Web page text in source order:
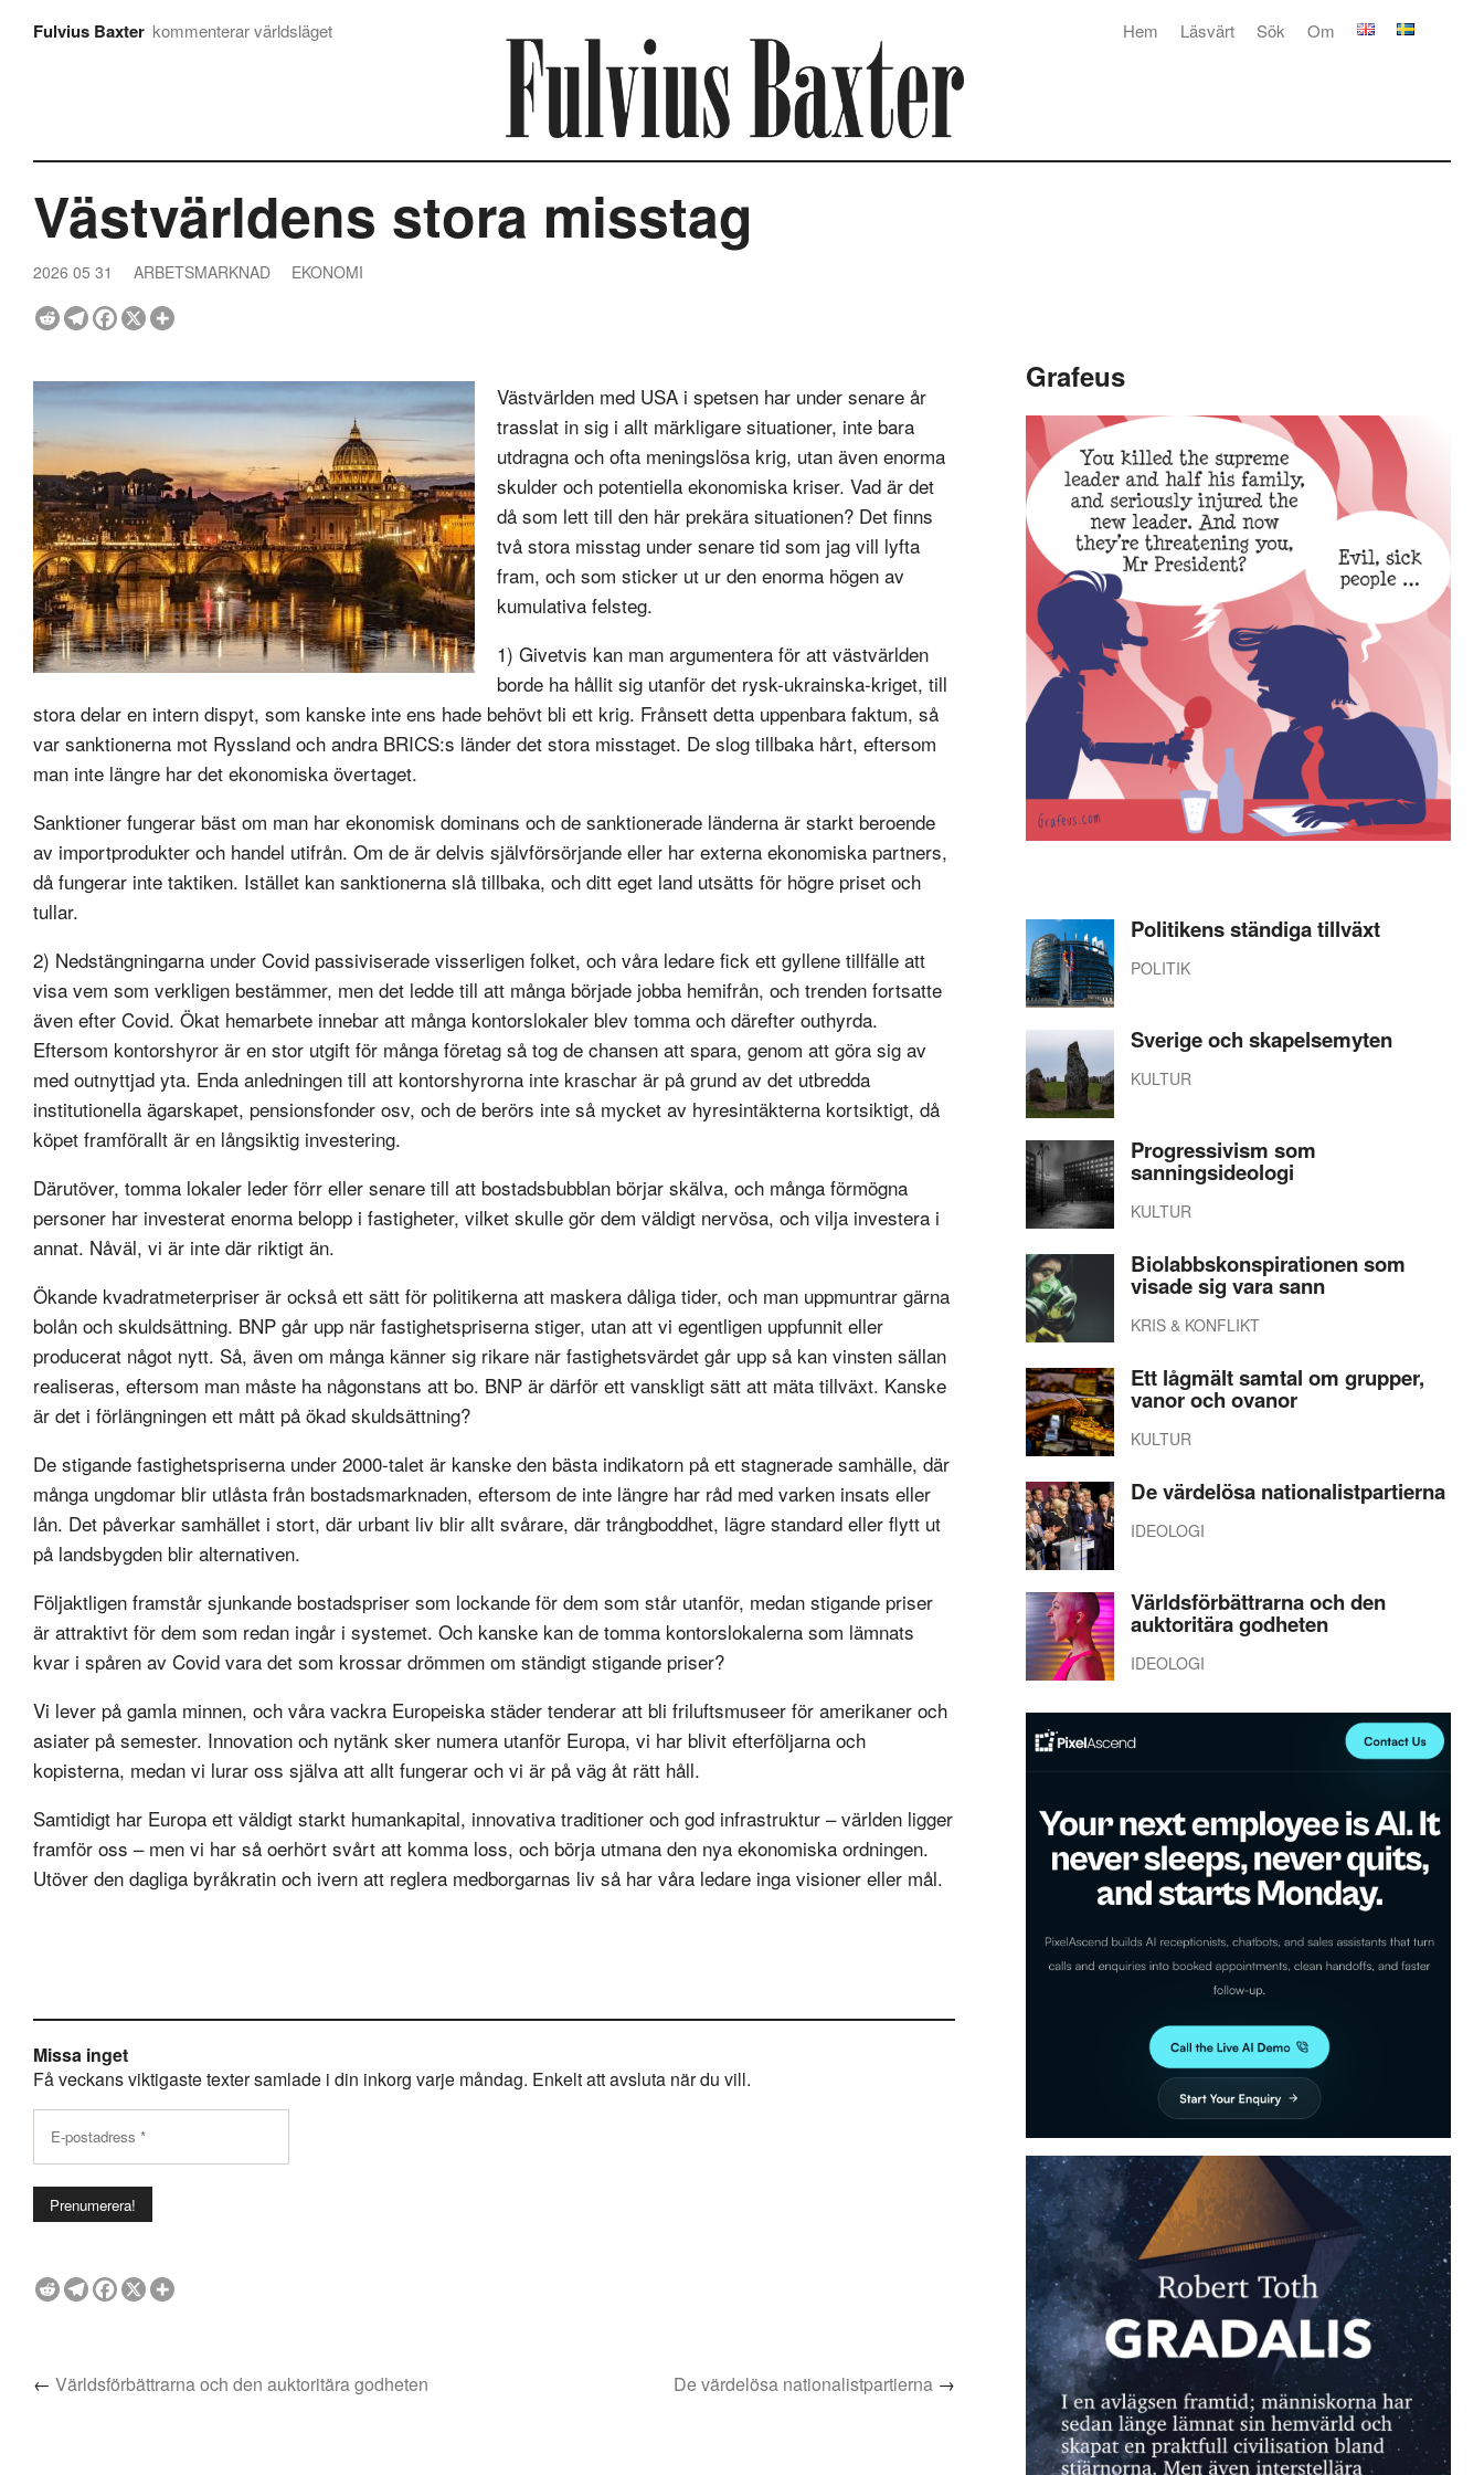
Fulvius Baxter kommenterar världsläget Om
Sök
Läsvärt
Hem
Västvärldens stora misstag
2026 05 31 ARBETSMARKNAD EKONOMI
Västvärlden med USA i spetsen har under senare år
trasslat in sig i allt märkligare situationer, inte bara
utdragna och ofta meningslösa krig, utan även enorma
skulder och potentiella ekonomiska kriser. Vad är det
då som lett till den här prekära situationen? Det finns
två stora misstag under senare tid som jag vill lyfta
fram, och som sticker ut ur den enorma högen av
kumulativa felsteg.
1) Givetvis kan man argumentera för att västvärlden
borde ha hållit sig utanför det rysk-ukrainska-kriget, till
stora delar en intern dispyt, som kanske inte ens hade behövt bli ett krig. Frånsett detta uppenbara faktum, så
var sanktionerna mot Ryssland och andra BRICS:s länder det stora misstaget. De slog tillbaka hårt, eftersom
man inte längre har det ekonomiska övertaget.
Sanktioner fungerar bäst om man har ekonomisk dominans och de sanktionerade länderna är starkt beroende
av importprodukter och handel utifrån. Om de är delvis självförsörjande eller har externa ekonomiska partners,
då fungerar inte taktiken. Istället kan sanktionerna slå tillbaka, och ditt eget land utsätts för högre priset och
tullar.
2) Nedstängningarna under Covid passiviserade visserligen folket, och våra ledare fick ett gyllene tillfälle att
visa vem som verkligen bestämmer, men det ledde till att många började jobba hemifrån, och trenden fortsatte
även efter Covid. Ökat hemarbete innebar att många kontorslokaler blev tomma och därefter outhyrda.
Eftersom kontorshyror är en stor utgift för många företag så tog de chansen att spara, genom att göra sig av
med outnyttjad yta. Enda anledningen till att kontorshyrorna inte kraschar är på grund av det utbredda
institutionella ägarskapet, pensionsfonder osv, och de berörs inte så mycket av hyresintäkterna kortsiktigt, då
köpet framförallt är en långsiktig investering.
Därutöver, tomma lokaler leder förr eller senare till att bostadsbubblan börjar skälva, och många förmögna
personer har investerat enorma belopp i fastigheter, vilket skulle gör dem väldigt nervösa, och vilja investera i
annat. Nåväl, vi är inte där riktigt än.
Ökande kvadratmeterpriser är också ett sätt för politikerna att maskera dåliga tider, och man uppmuntrar gärna
bolån och skuldsättning. BNP går upp när fastighetspriserna stiger, utan att vi egentligen uppfunnit eller
producerat något nytt. Så, även om många känner sig rikare när fastighetsvärdet går upp så kan vinsten sällan
realiseras, eftersom man måste ha någonstans att bo. BNP är därför ett vanskligt sätt att mäta tillväxt. Kanske
är det i förlängningen ett mått på ökad skuldsättning?
De stigande fastighetspriserna under 2000-talet är kanske den bästa indikatorn på ett stagnerade samhälle, där
många ungdomar blir utlåsta från bostadsmarknaden, eftersom de inte längre har råd med varken insats eller
lån. Det påverkar samhället i stort, där urbant liv blir allt svårare, där trångboddhet, lägre standard eller flytt ut
på landsbygden blir alternativen.
Följaktligen framstår sjunkande bostadspriser som lockande för dem som står utanför, medan stigande priser
är attraktivt för dem som redan ingår i systemet. Och kanske kan de tomma kontorslokalerna som lämnats
kvar i spåren av Covid vara det som krossar drömmen om ständigt stigande priser?
Vi lever på gamla minnen, och våra vackra Europeiska städer tenderar att bli friluftsmuseer för amerikaner och
asiater på semester. Innovation och nytänk sker numera utanför Europa, vi har blivit efterföljarna och
kopisterna, medan vi lurar oss själva att allt fungerar och vi är på väg åt rätt håll.
Samtidigt har Europa ett väldigt starkt humankapital, innovativa traditioner och god infrastruktur – världen ligger
framför oss – men vi har så oerhört svårt att komma loss, och börja utmana den nya ekonomiska ordningen.
Utöver den dagliga byråkratin och ivern att reglera medborgarnas liv så har våra ledare inga visioner eller mål.
Missa inget
Få veckans viktigaste texter samlade i din inkorg varje måndag. Enkelt att avsluta när du vill.
← Världsförbättrarna och den auktoritära godheten De värdelösa nationalistpartierna→
Grafeus
Politikens ständiga tillväxt
POLITIK
Sverige och skapelsemyten
KULTUR
Progressivism som
sanningsideologi
KULTUR
Biolabbskonspirationen som
visade sig vara sann
KRIS & KONFLIKT
Ett lågmält samtal om grupper,
vanor och ovanor
KULTUR
De värdelösa nationalistpartierna
IDEOLOGI
Världsförbättrarna och den
auktoritära godheten
IDEOLOGI